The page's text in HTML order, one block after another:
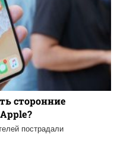
сторонние
пострадали